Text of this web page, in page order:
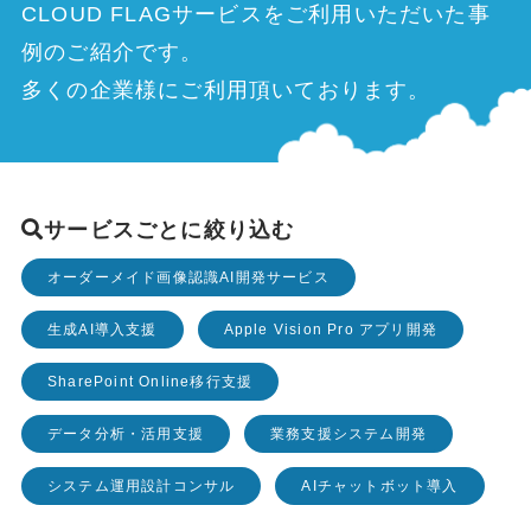
CLOUD FLAGサービスをご利用いただいた事
例のご紹介です。
多くの企業様にご利用頂いております。
サービスごとに絞り込む
オーダーメイド画像認識AI開発サービス
生成AI導入支援 Apple Vision Pro アプリ開発
SharePoint Online移行支援
データ分析・活用支援 業務支援システム開発
システム運用設計コンサル AIチャットボット導入